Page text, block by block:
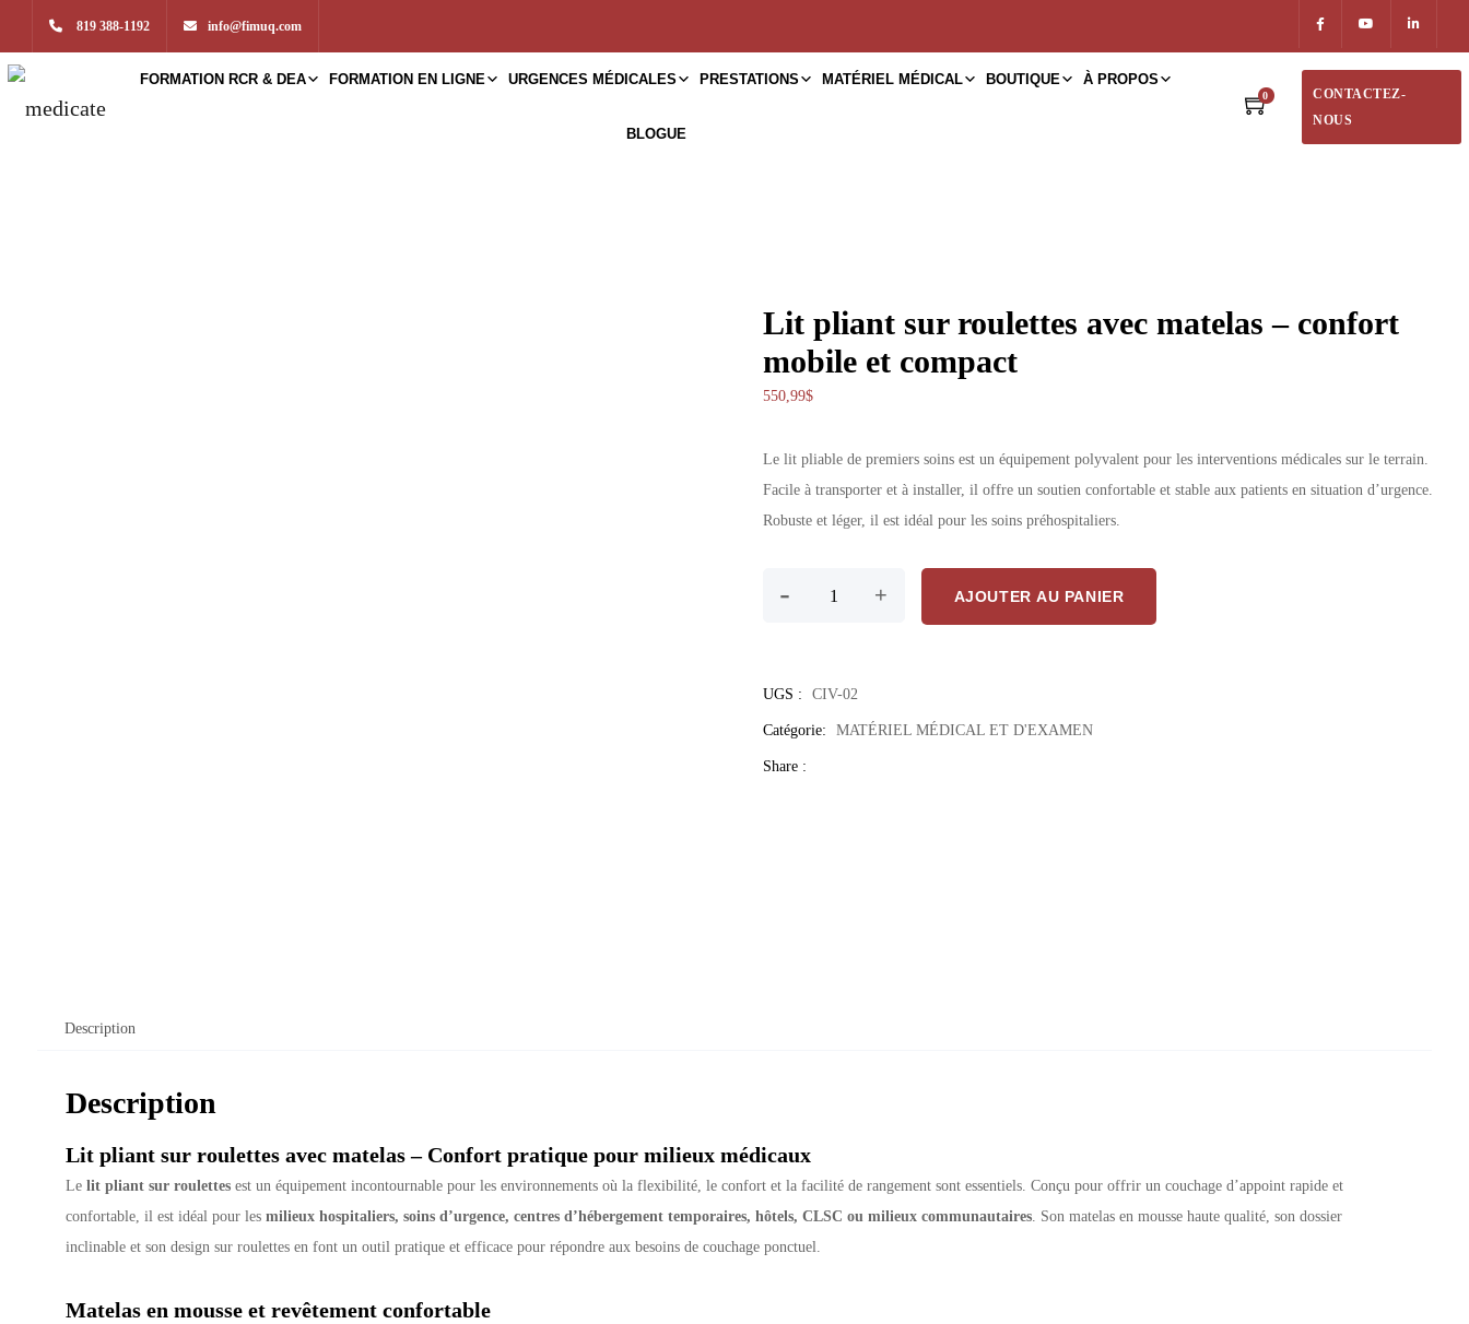
819 388-1192 info@fimuq.com
FORMATION RCR & DEA FORMATION EN LIGNE URGENCES MÉDICALES PRESTATIONS MATÉRIEL MÉDICAL BOUTIQUE À PROPOS
BLOGUE
0
CONTACTEZ-
NOUS
Lit pliant sur roulettes avec matelas – confort
mobile et compact
550,99$
Le lit pliable de premiers soins est un équipement polyvalent pour les interventions médicales sur le terrain.
Facile à transporter et à installer, il offre un soutien confortable et stable aux patients en situation d’urgence.
Robuste et léger, il est idéal pour les soins préhospitaliers.
- + AJOUTER AU PANIER
UGS : CIV-02
Catégorie: MATÉRIEL MÉDICAL ET D'EXAMEN
Share :
Description
Description
Lit pliant sur roulettes avec matelas – Confort pratique pour milieux médicaux
Lelit pliant sur roulettes est un équipement incontournable pour les environnements où la flexibilité, le confort et la facilité de rangement sont essentiels. Conçu pour offrir un couchage d’appoint rapide et
confortable, il est idéal pour lesmilieux hospitaliers, soins d’urgence, centres d’hébergement temporaires, hôtels, CLSC ou milieux communautaires . Son matelas en mousse haute qualité, son dossier
inclinable et son design sur roulettes en font un outil pratique et efficace pour répondre aux besoins de couchage ponctuel.
Matelas en mousse et revêtement confortable